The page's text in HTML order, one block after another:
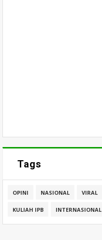
Tags
OPINI NASIONAL VIRAL
KULIAH IPB INTERNASIONAL